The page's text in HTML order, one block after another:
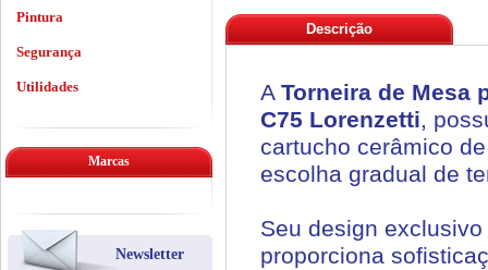
Descrição
A Torneira de Mesa
C75 Lorenzetti,
cartucho cerâmico
escolha gradual de
Seu design
proporciona
Pintura
Segurança
Utilidades
Marcas
Newsletter